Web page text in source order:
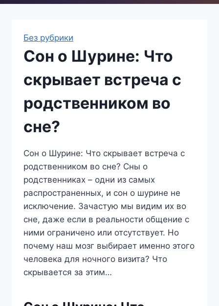
Без рубрики
Сон о Шурине: Что
скрывает встреча с
родственником во
сне?
Сон о Шурине: Что скрывает встреча с
родственником во сне? Сны о
родственниках – одни из самых
распространенных, и сон о шурине не
исключение. Зачастую мы видим их во
сне, даже если в реальности общение с
ними ограничено или отсутствует. Но
почему наш мозг выбирает именно этого
человека для ночного визита? Что
скрывается за этим…